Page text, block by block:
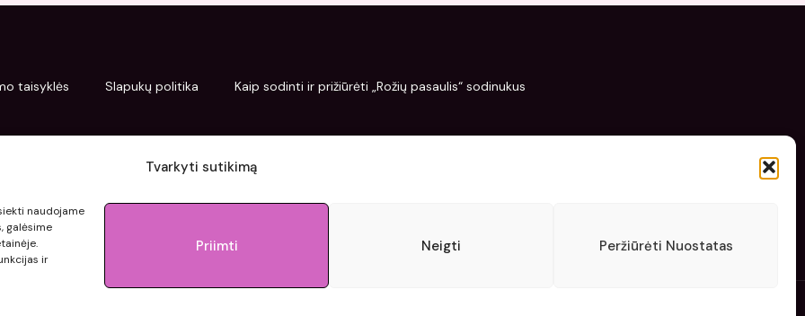
Tvarkyti sutikimą
naudojame
galėsime
ir
Priimti Neigti Peržiūrėti Nuostatas
taisyklės Slapukų politika Kaip sodinti ir prižiūrėti „Rožių pasaulis“ sodinukus